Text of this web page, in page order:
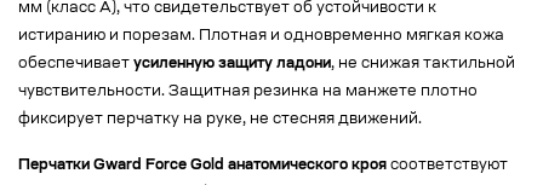
мм (класс А), что свидетельствует об устойчивости к
истиранию и порезам. Плотная и одновременно мягкая кожа
обеспечивает усиленную защиту ладони, не снижая тактильной
чувствительности. Защитная резинка на манжете плотно
фиксирует перчатку на руке, не стесняя движений.
Перчатки Gward Force Gold анатомического кроя соответствуют